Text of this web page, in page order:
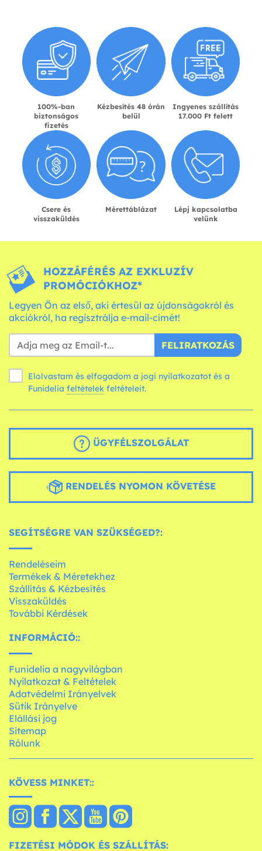
100%-ban
biztonságos
fizetés
Kézbesítés 48 órán
belül
Ingyenes szállítás
17.000 Ft felett
Csere és
visszaküldés
Mérettáblázat
Lépj kapcsolatba
velünk
HOZZÁFÉRÉS AZ EXKLUZÍV
PROMÓCIÓKHOZ*
Legyen Ön az első, aki értesül az újdonságokról és
akciókról, ha regisztrálja e-mail-címét!
FELIRATKOZÁS
Elolvastam és elfogadom a jogi nyilatkozatot és a
Funidelia feltételek feltételeit.
ÜGYFÉLSZOLGÁLAT
RENDELÉS NYOMON KÖVETÉSE
SEGÍTSÉGRE VAN SZÜKSÉGED?:
Rendeléseim
Termékek & Méretekhez
Szállítás & Kézbesítés
Visszaküldés
További Kérdések
INFORMÁCIÓ::
Funidelia a nagyvilágban
Nyilatkozat & Feltételek
Adatvédelmi Irányelvek
Sütik Irányelve
Elállási jog
Sitemap
Rólunk
KÖVESS MINKET::
FIZETÉSI MÓDOK ÉS SZÁLLÍTÁS: